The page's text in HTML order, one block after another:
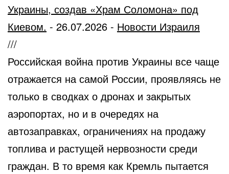
Украины, создав «Храм Соломона» под
Киевом. - 26.07.2026 - Новости Израиля
///
Российская война против Украины все чаще
отражается на самой России, проявляясь не
только в сводках о дронах и закрытых
аэропортах, но и в очередях на
автозаправках, ограничениях на продажу
топлива и растущей нервозности среди
граждан. В то время как Кремль пытается